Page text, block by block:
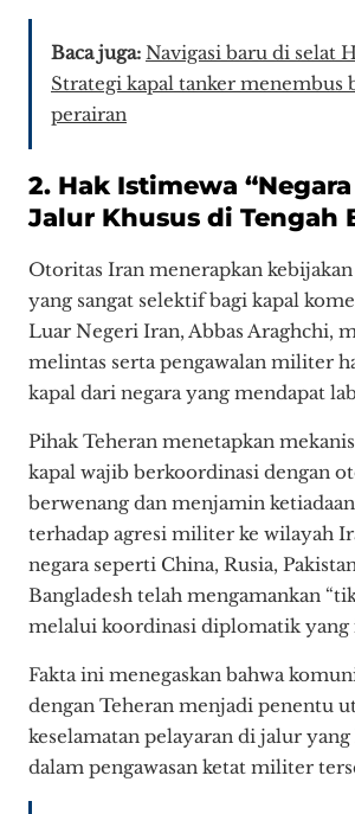
Baca juga: Navigasi baru di selat
Strategi kapal tanker menembus
perairan
2. Hak Istimewa
Jalur Khusus di Tengah
Otoritas Iran menerapkan kebijakan
yang sangat selektif bagi kapal
Luar Negeri Iran, Abbas Araghchi,
melintas serta pengawalan militer
kapal dari negara yang mendapat
Pihak Teheran menetapkan
kapal wajib berkoordinasi dengan
berwenang dan menjamin
terhadap agresi militer ke wilayah
negara seperti China, Rusia,
Bangladesh telah mengamankan
melalui koordinasi diplomatik yang
Fakta ini menegaskan bahwa
dengan Teheran menjadi penentu
keselamatan pelayaran di jalur
dalam pengawasan ketat militer